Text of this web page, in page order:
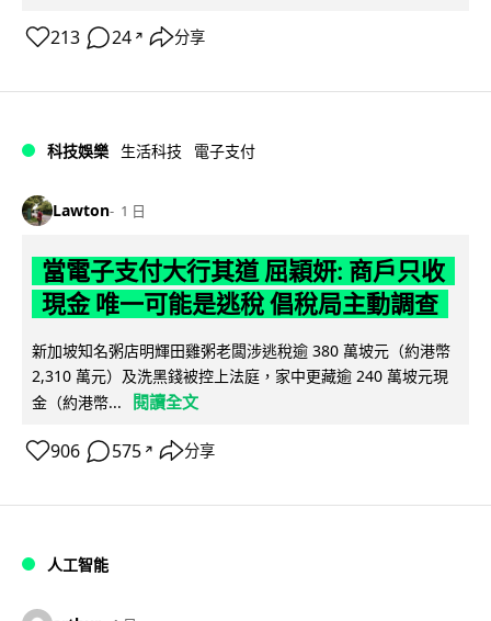
213 24 ↗ 分享
科技娛樂 生活科技 電子支付
Lawton 1 日
當電子支付大行其道 屈穎妍: 商戶只收
現金 唯一可能是逃稅 倡稅局主動調查
新加坡知名粥店明輝田雞粥老闆涉逃稅逾 380 萬坡元（約港幣
2,310 萬元）及洗黑錢被控上法庭，家中更藏逾 240 萬坡元現
金（約港幣...
閱讀全文
906 575 ↗ 分享
人工智能